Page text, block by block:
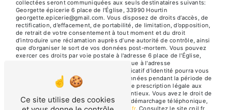
collectées seront communiquées aux seuls destinataires suivants:
Georgette épicerie 6 place de l'Église, 33990 Hourtin
georgette.epicerie@gmail.com. Vous disposez de droits d’accès, de
rectification, d’effacement, de portabilité, de limitation, d’opposition,
de retrait de votre consentement à tout moment et du droit
d’introduire une réclamation auprès d’une autorité de contrôle, ainsi
que d’organiser le sort de vos données post-mortem. Vous pouvez
exercer ces droits par voie postale à l'adresse 6 place de l'Église,
33990 Hourtin ou par courrier électronique à l'adresse
georgette.epicerie@gmail.com. Un justificatif d'identité pourra vous
être demandé. Nous conservons vos données pendant la période de
prise de contact puis pendant la durée de prescription légale aux
fins probatoires et de gestion des contentieux. Vous avez le droit de
vous inscrire sur la liste d'opposition au démarchage téléphonique,
disponible à cette adresse:Bloctel.gouv.fr. Consultez le site cnil.fr
Ce site utilise des cookies